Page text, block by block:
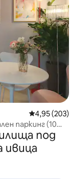
Средна
4,95 (203)
паркинг (10
стадион/
първа
под
ивица